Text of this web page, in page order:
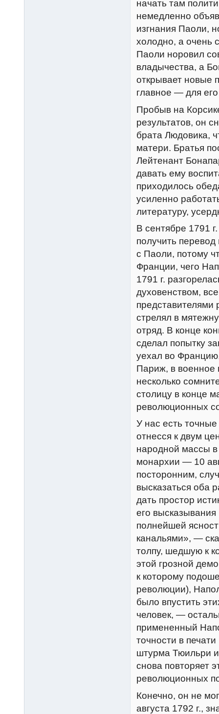
начать там
немедленно
изгнания Паоли,
холодно, а очень
Паоли норовил
владычества, а
открывает новые
главное — для
Пробыв на
результатов, он
брата Людовика,
матери. Братья
Лейтенант
давать ему
приходилось
усиленно
литературу,
В сентябре 1791
получить
с Паоли, потому
Франции, чего
1791 г.
духовенством,
стрелял в
отряд. В конце
сделал попытку
уехал во
Париж, в военное
несколько
столицу в конце
революционных
У нас есть
отнесся к двум
народной массы
монархии — 10
посторонним,
высказаться оба
дать простор
его
полнейшей
канальями», —
толпу, шедшую к
этой грозной
к которому
революции),
было впустить
человек, —
примененный
точности в
штурма Тюильри
снова повторяет
революционных
Конечно, он не
августа 1792 г.,